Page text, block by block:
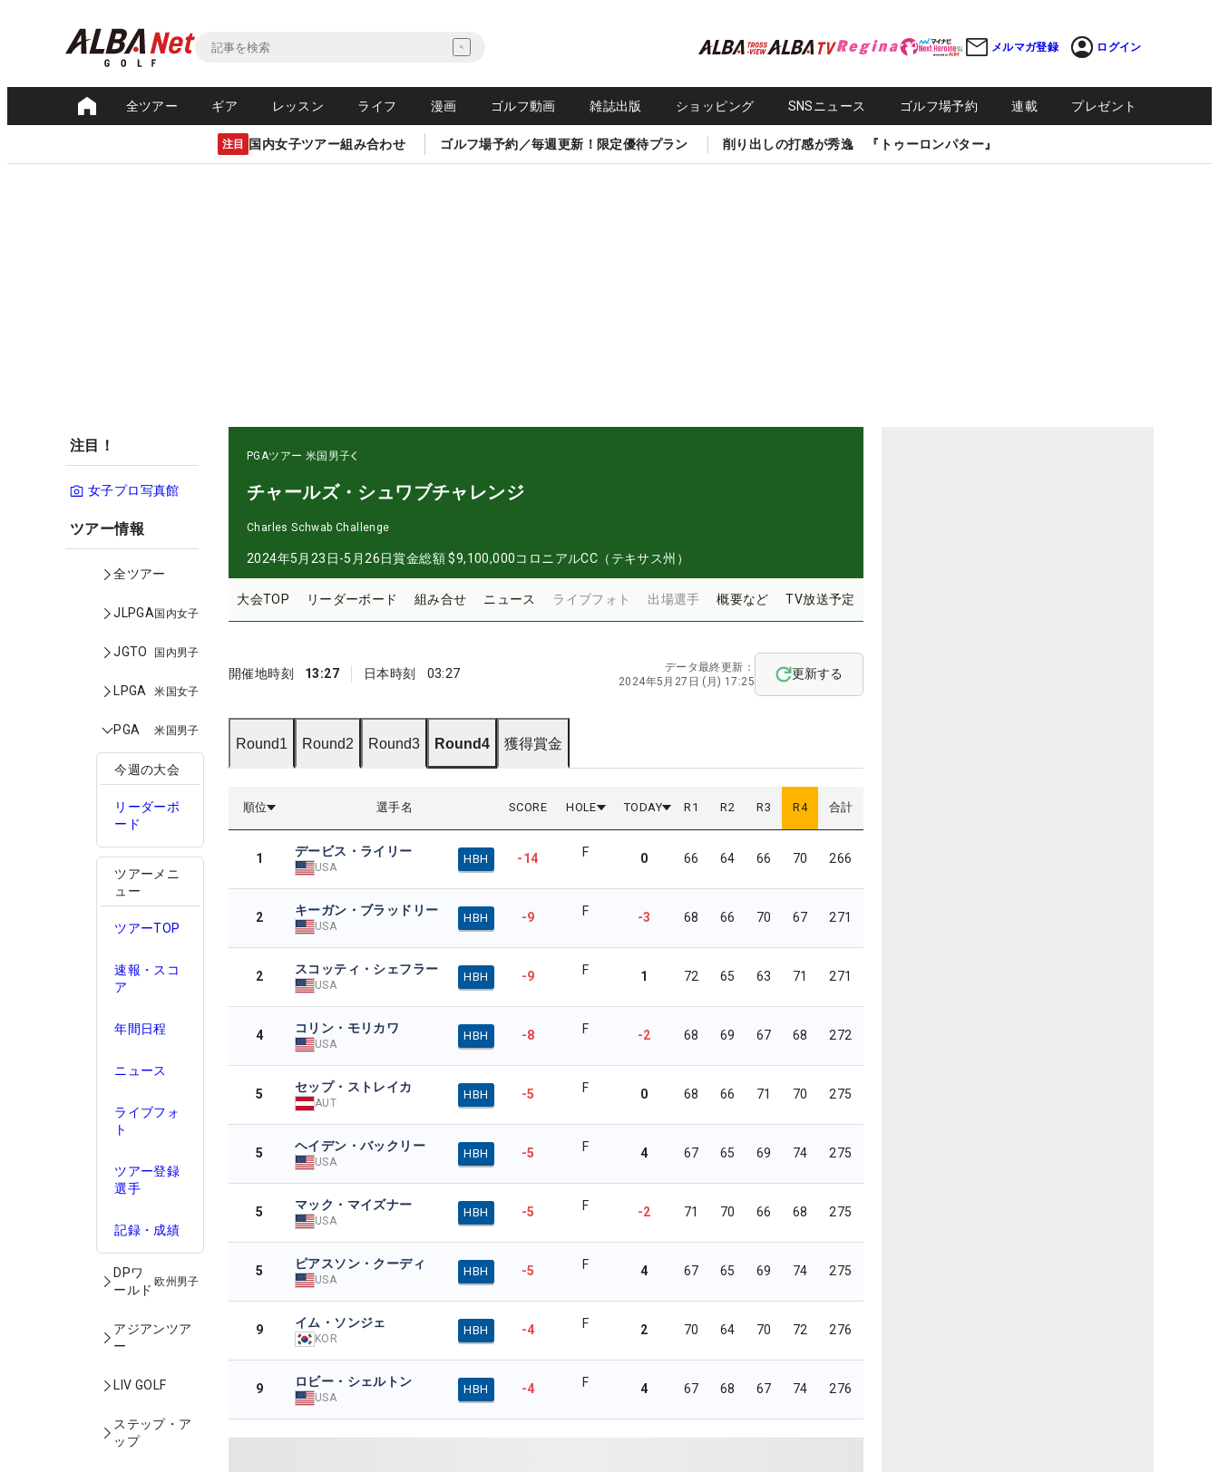
メルマガ登録 ログイン
全ツアー ギア レッスン ライフ 漫画 ゴルフ動画 雑誌出版 ショッピング SNSニュース ゴルフ場予約 連載 プレゼント
注目 国内女子ツアー組み合わせ ゴルフ場予約／毎週更新！限定優待プラン 削り出しの打感が秀逸 『トゥーロンパター』
注目！
女子プロ写真館
ツアー情報
全ツアー
JLPGA国内女子
JGTO 国内男子
LPGA 米国女子
PGA 米国男子
今週の大会
リーダーボ
ード
ツアーメニ
ュー
ツアーTOP
速報・スコ
ア
年間日程
ニュース
ライブフォ
ト
ツアー登録
選手
記録・成績
DPワ
ールド
欧州男子
アジアンツア
ー
LIV GOLF
ステップ・ア
ップ
PGAツアー 米国男子
チャールズ・シュワブチャレンジ
Charles Schwab Challenge
2024年5月23日-5月26日賞金総額 $9,100,000コロニアルCC（テキサス州）
大会TOP リーダーボード 組み合せ ニュース ライブフォト 出場選手 概要など TV放送予定
開催地時刻 13:27 日本時刻 03:27
データ最終更新：
2024年5月27日 (月) 17:25
更新する
Round1 Round2 Round3 Round4 獲得賞金
順位 選手名 SCORE HOLE TODAY R 1 R2 R3 R4 合計
1 デービス・ライリー
USA
HBH -14 F 0 66 64 66 70 266
2 キーガン・ブラッドリー
USA
HBH -9 F -3 68 66 70 67 271
2 スコッティ・シェフラー
USA
HBH -9 F 1 72 65 63 71 271
4 コリン・モリカワ
USA
HBH -8 F -2 68 69 67 68 272
5 セップ・ストレイカ
AUT
HBH -5 F 0 68 66 71 70 275
5 ヘイデン・バックリー
USA
HBH -5 F 4 67 65 69 74 275
5 マック・マイズナー
USA
HBH -5 F -2 71 70 66 68 275
5 ピアスソン・クーディ
USA
HBH -5 F 4 67 65 69 74 275
9 イム・ソンジェ
KOR
HBH -4 F 2 70 64 70 72 276
9 ロビー・シェルトン
USA
HBH -4 F 4 67 68 67 74 276